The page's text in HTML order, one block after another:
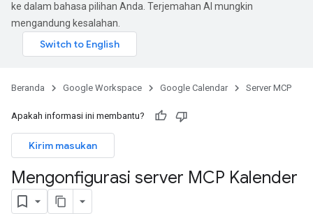
ke dalam bahasa pilihan Anda. Terjemahan AI mungkin
mengandung kesalahan.
Beranda Google Workspace Google Calendar Server MCP
Apakah informasi ini membantu?
Kirim masukan
Mengonfigurasi server MCP Kalender